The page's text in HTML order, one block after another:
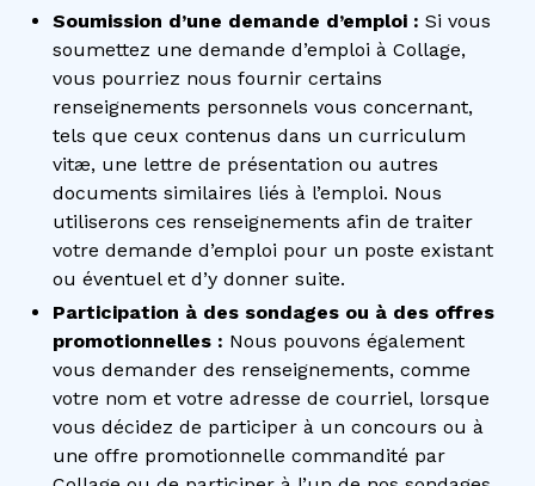
Soumission d’une demande d’emploi : Si vous
soumettez une demande d’emploi à Collage,
vous pourriez nous fournir certains
renseignements personnels vous concernant,
tels que ceux contenus dans un curriculum
vitæ, une lettre de présentation ou autres
documents similaires liés à l’emploi. Nous
utiliserons ces renseignements afin de traiter
votre demande d’emploi pour un poste existant
ou éventuel et d’y donner suite.
Participation à des sondages ou à des offres
promotionnelles : Nous pouvons également
vous demander des renseignements, comme
votre nom et votre adresse de courriel, lorsque
vous décidez de participer à un concours ou à
une offre promotionnelle commandité par